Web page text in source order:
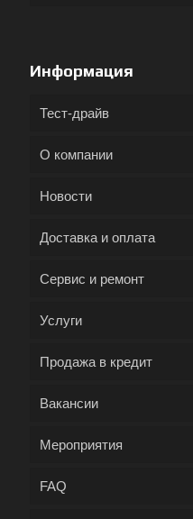
Информация
Тест-драйв
О компании
Новости
Доставка и оплата
Сервис и ремонт
Услуги
Продажа в кредит
Вакансии
Мероприятия
FAQ